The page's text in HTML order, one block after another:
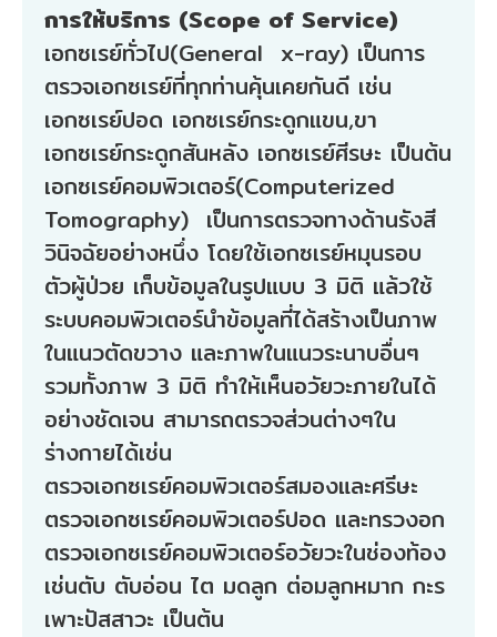
การให้บริการ (Scope of Service)
เอกซเรย์ทั่วไป(General x-ray) เป็นการ
ตรวจเอกซเรย์ที่ทุกท่านคุ้นเคยกันดี เช่น
เอกซเรย์ปอด เอกซเรย์กระดูกแขน,ขา
เอกซเรย์กระดูกสันหลัง เอกซเรย์ศีรษะ เป็นต้น
เอกซเรย์คอมพิวเตอร์(Computerized
Tomography) เป็นการตรวจทางด้านรังสี
วินิจฉัยอย่างหนึ่ง โดยใช้เอกซเรย์หมุนรอบ
ตัวผู้ป่วย เก็บข้อมูลในรูปแบบ 3 มิติ แล้วใช้
ระบบคอมพิวเตอร์นำข้อมูลที่ได้สร้างเป็นภาพ
ในแนวตัดขวาง และภาพในแนวระนาบอื่นๆ
รวมทั้งภาพ 3 มิติ ทำให้เห็นอวัยวะภายในได้
อย่างชัดเจน สามารถตรวจส่วนต่างๆใน
ร่างกายได้เช่น
ตรวจเอกซเรย์คอมพิวเตอร์สมองและศรีษะ
ตรวจเอกซเรย์คอมพิวเตอร์ปอด และทรวงอก
ตรวจเอกซเรย์คอมพิวเตอร์อวัยวะในช่องท้อง
เช่นตับ ตับอ่อน ไต มดลูก ต่อมลูกหมาก กะร
เพาะปัสสาวะ เป็นต้น